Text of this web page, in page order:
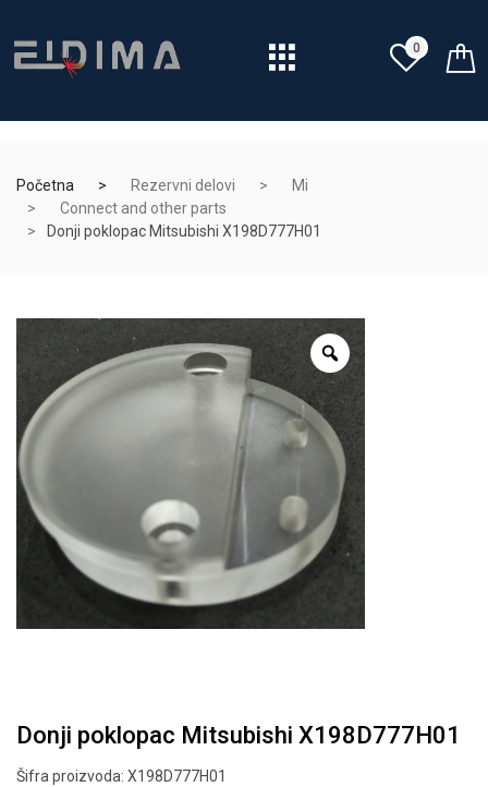
0
Početna Rezervni delovi
Mi
Connect and other parts
Donji poklopac Mitsubishi X198D777H01
Donji poklopac Mitsubishi X198D777H01
Šifra proizvoda: X198D777H01